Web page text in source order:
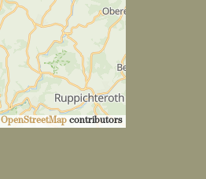
OpenStreetMap contributors